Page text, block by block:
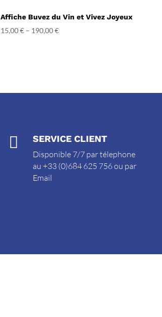
Affiche Buvez du Vin et Vivez Joyeux
15,00€– 190,00€
 SERVICE CLIENT
Disponible 7/7 par télephone
au +33 (0)684 625 756 ou par
Email